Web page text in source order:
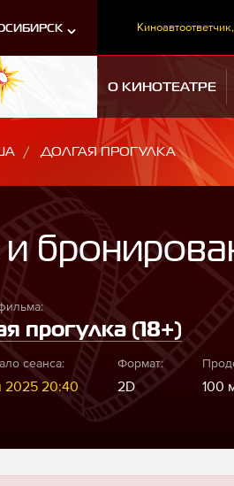
Киноавтоответчик,
О КИНОТЕАТРЕ
ДОЛГАЯ ПРОГУЛКА
и
прогулка (18+)
сеанса:
2025 20:40
Формат:
2D 100